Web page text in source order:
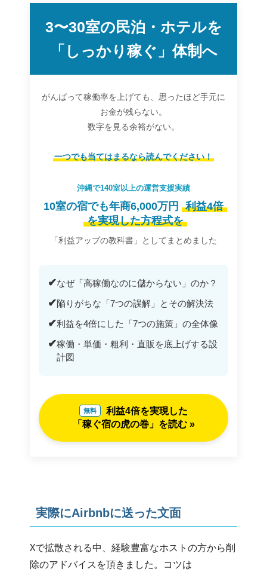
3〜30室の民泊・ホテルを
「しっかり稼ぐ」体制へ
がんばって稼働率を上げても、思ったほど手元に
お金が残らない。
数字を見る余裕がない。
一つでも当てはまるなら読んでください！
沖縄で140室以上の運営支援実績
10室の宿でも年商6,000万円
利益4倍
を実現した方程式を
「利益アップの教科書」としてまとめました
✔なぜ「高稼働なのに儲からない」のか？
✔陥りがちな「7つの誤解」とその解決法
✔利益を4倍にした「7つの施策」の全体像
✔稼働・単価・粗利・直販を底上げする設
計図
無料
利益4倍を実現した
「稼ぐ宿の虎の巻」を読む »
実際にAirbnbに送った文面
Xで拡散される中、経験豊富なホストの方から削
除のアドバイスを頂きました。コツは